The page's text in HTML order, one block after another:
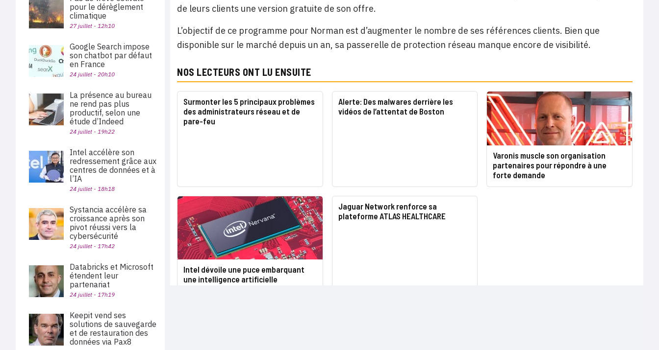
de leurs clients une version gratuite de son offre.
L’objectif de ce programme pour Norman est d’augmenter le nombre de ses références clients. Bien que
disponible sur le marché depuis un an, sa passerelle de protection réseau manque encore de visibilité.
NOS LECTEURS ONT LU ENSUITE
Surmonter les 5 principaux problèmes
des administrateurs réseau et de
pare-feu
Alerte: Des malwares derrière les
vidéos de l’attentat de Boston
Varonis muscle son organisation
partenaires pour répondre à une
forte demande
Intel dévoile une puce embarquant
une intelligence artificielle
Jaguar Network renforce sa
plateforme ATLAS HEALTHCARE
pour le dérèglement
climatique
27 juillet - 12h10
Google Search impose
son chatbot par défaut
en France
24 juillet - 20h10
La présence au bureau
ne rend pas plus
productif, selon une
étude d’Indeed
24 juillet - 19h22
Intel accélère son
redressement grâce aux
centres de données et à
l’IA
24 juillet - 18h18
Systancia accélère sa
croissance après son
pivot réussi vers la
cybersécurité
24 juillet - 17h42
Databricks et Microsoft
étendent leur
partenariat
24 juillet - 17h19
Keepit vend ses
solutions de sauvegarde
et de restauration des
données via Pax8